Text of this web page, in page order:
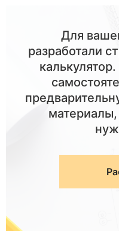
Для
разработали